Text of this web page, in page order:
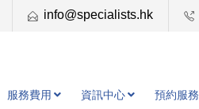
info@specialists.hk
服務費用 資訊中心 預約服務